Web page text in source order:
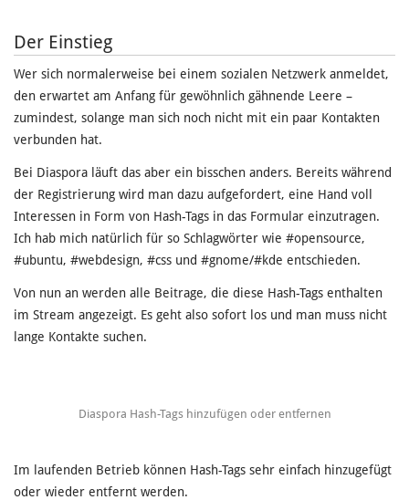
Der Einstieg
Wer sich normalerweise bei einem sozialen Netzwerk anmeldet,
den erwartet am Anfang für gewöhnlich gähnende Leere –
zumindest, solange man sich noch nicht mit ein paar Kontakten
verbunden hat.
Bei Diaspora läuft das aber ein bisschen anders. Bereits während
der Registrierung wird man dazu aufgefordert, eine Hand voll
Interessen in Form von Hash-Tags in das Formular einzutragen.
Ich hab mich natürlich für so Schlagwörter wie #opensource,
#ubuntu, #webdesign, #css und #gnome/#kde entschieden.
Von nun an werden alle Beitrage, die diese Hash-Tags enthalten
im Stream angezeigt. Es geht also sofort los und man muss nicht
lange Kontakte suchen.
Diaspora Hash-Tags hinzufügen oder entfernen
Im laufenden Betrieb können Hash-Tags sehr einfach hinzugefügt
oder wieder entfernt werden.